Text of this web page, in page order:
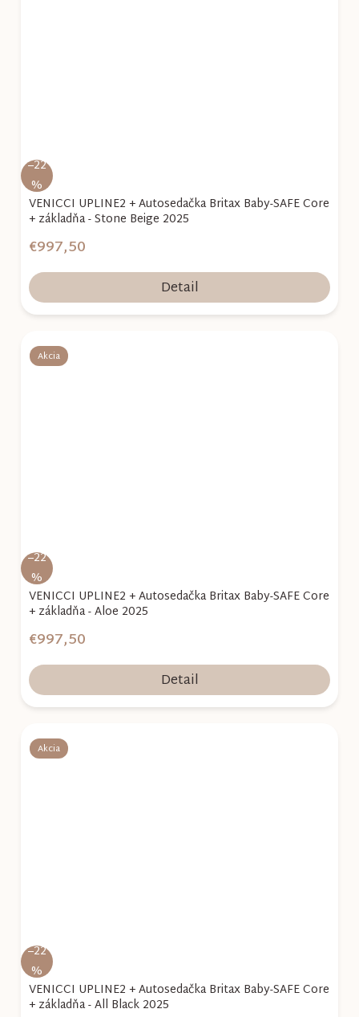
–22
%
VENICCI UPLINE2 + Autosedačka Britax Baby-SAFE Core
+ základňa - Stone Beige 2025
€997,50
Detail
Akcia
–22
%
VENICCI UPLINE2 + Autosedačka Britax Baby-SAFE Core
+ základňa - Aloe 2025
€997,50
Detail
Akcia
–22
%
VENICCI UPLINE2 + Autosedačka Britax Baby-SAFE Core
+ základňa - All Black 2025